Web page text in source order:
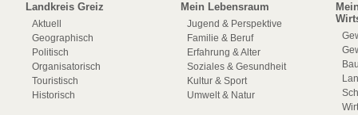
Landkreis Greiz
Aktuell
Geographisch
Politisch
Organisatorisch
Touristisch
Historisch
Mein Lebensraum
Jugend & Perspektive
Familie & Beruf
Erfahrung & Alter
Soziales & Gesundheit
Kultur & Sport
Umwelt & Natur